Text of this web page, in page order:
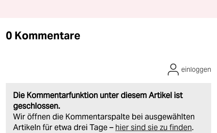
0 Kommentare
Die Kommentarfunktion unter diesem Artikel ist
geschlossen.
Wir öffnen die Kommentarspalte bei ausgewählten
Artikeln für etwa drei Tage – hier sind sie zu finden.
einloggen